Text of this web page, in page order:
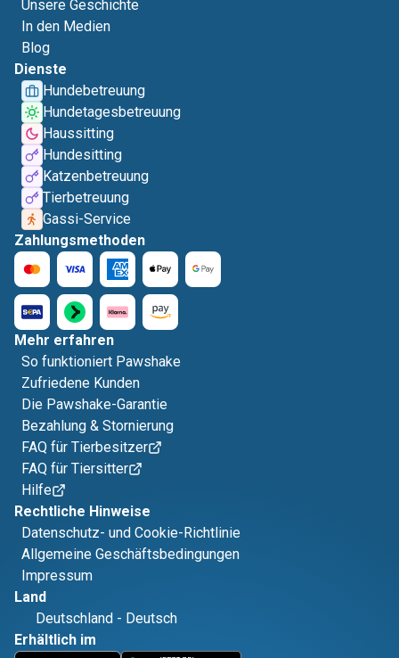
Unsere Geschichte
In den Medien
Blog
Dienste
Hundebetreuung
Hundetagesbetreuung
Haussitting
Hundesitting
Katzenbetreuung
Tierbetreuung
Gassi-Service
Zahlungsmethoden
Mehr erfahren
So funktioniert Pawshake
Zufriedene Kunden
Die Pawshake-Garantie
Bezahlung & Stornierung
FAQ für Tierbesitzer
FAQ für Tiersitter
Hilfe
Rechtliche Hinweise
Datenschutz- und Cookie-Richtlinie
Allgemeine Geschäftsbedingungen
Impressum
Land
Deutschland - Deutsch
Erhältlich im